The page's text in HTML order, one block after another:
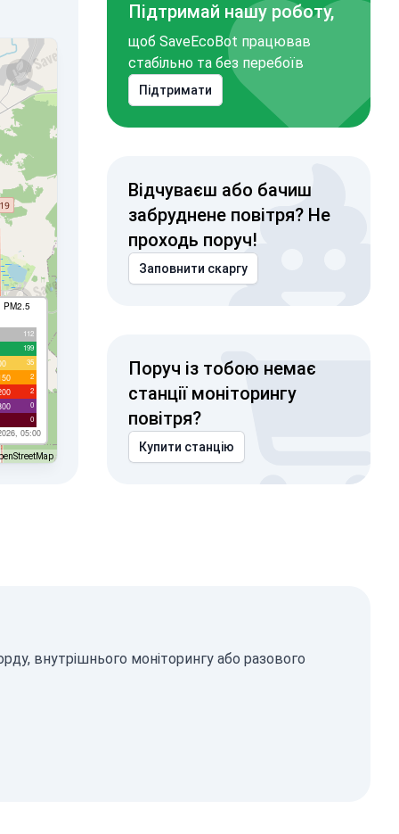
PM2.5
112
199
35
2
2
0
0
05:00
Підтримай нашу роботу,
щоб SaveEcoBot працював
стабільно та без перебоїв
Підтримати
Відчуваєш або бачиш
забруднене повітря? Не
проходь поруч!
Заповнити скаргу
Поруч із тобою немає
станції моніторингу
повітря?
Купити станцію
внутрішнього моніторингу або разового